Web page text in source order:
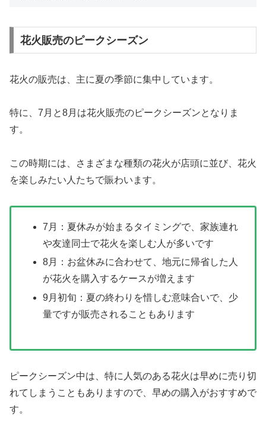
花火販売のピークシーズン
花火の販売は、主に夏の季節に集中しています。
特に、7月と8月は花火販売のピークシーズンとなりま
す。
この時期には、さまざまな種類の花火が店頭に並び、花火
を楽しみたい人たちで賑わいます。
7月：夏休みが始まるタイミングで、家族連れ
や友達同士で花火を楽しむ人が多いです
8月：お盆休みに合わせて、地元に帰省した人
が花火を購入するケースが増えます
9月初旬：夏の終わりを惜しむ意味合いで、少
量ですが販売されることもあります
ピークシーズン中は、特に人気のある花火は早めに売り切
れてしまうこともありますので、早めの購入がおすすめで
す。